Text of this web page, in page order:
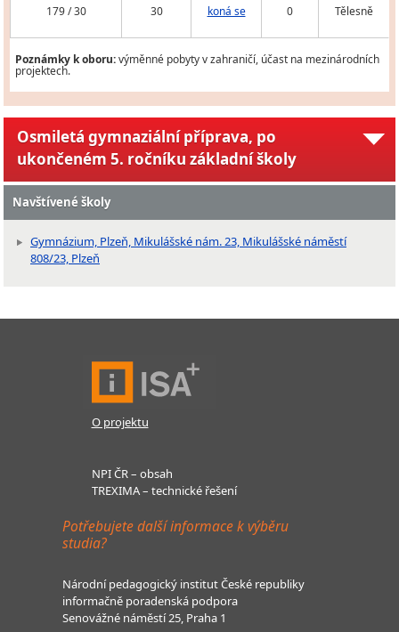
179 / 30 30 koná se 0 Tělesně
Poznámky k oboru:výměnné pobyty v zahraničí, účast na mezinárodních
projektech.
Osmiletá gymnaziální příprava, po
ukončeném 5. ročníku základní školy
Navštívené školy
Gymnázium, Plzeň, Mikulášské nám. 23, Mikulášské náměstí
808/23, Plzeň
O projektu
NPI ČR – obsah
TREXIMA – technické řešení
Potřebujete další informace k výběru
studia?
Národní pedagogický institut České republiky
informačně poradenská podpora
Senovážné náměstí 25, Praha 1